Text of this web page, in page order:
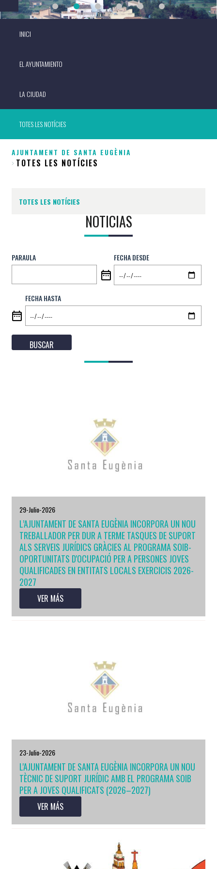
INICI
EL AYUNTAMIENTO
LA CIUDAD
TOTES LES NOTÍCIES
Sobrescribir
de
navegación
AJUNTAMENT DE SANTA EUGÈNIA
TOTES LES NOTÍCIES
TOTES LES NOTÍCIES
NOTICIAS
PARAULA FECHA DESDE
FECHA HASTA
29-Julio-2026
L’AJUNTAMENT DE SANTA EUGÈNIA INCORPORA UN NOU
TREBALLADOR PER DUR A TERME TASQUES DE SUPORT
ALS SERVEIS JURÍDICS GRÀCIES AL PROGRAMA SOIB-
OPORTUNITATS D'OCUPACIÓ PER A PERSONES JOVES
QUALIFICADES EN ENTITATS LOCALS EXERCICIS 2026-
2027
VER MÁS
23-Julio-2026
L'AJUNTAMENT DE SANTA EUGÈNIA INCORPORA UN NOU
TÈCNIC DE SUPORT JURÍDIC AMB EL PROGRAMA SOIB
PER A JOVES QUALIFICATS (2026–2027)
VER MÁS